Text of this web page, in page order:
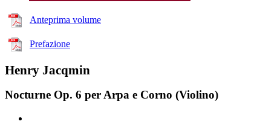
Anteprima volume
Prefazione
Henry Jacqmin
Nocturne Op. 6 per Arpa e Corno (Violino)